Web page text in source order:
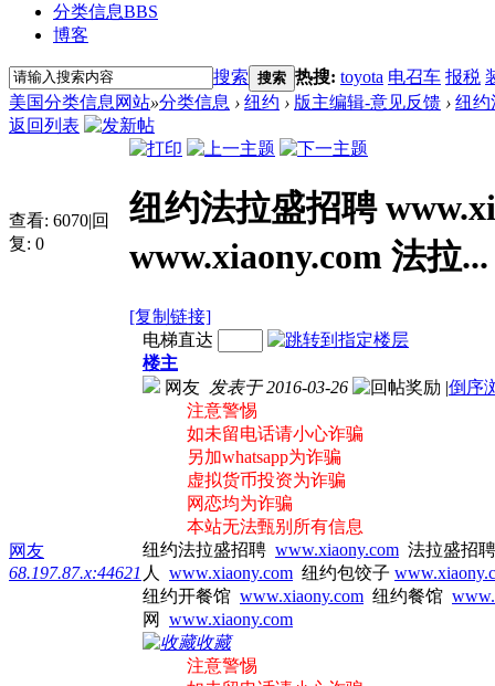
分类信息BBS
博客
搜索 搜索 热搜: toyota 电召车 报税
美国分类信息网站»分类信息 › 纽约 › 版主编辑-意见反馈 › 纽约
返回列表
查看: 6070|回
复: 0
纽约法拉盛招聘
www.xiaony.com 法拉...
[复制链接]
网友
68.197.87.x:44621
电梯直达
楼主
网友 发表于 2016-03-26 |倒序
注意警惕
如未留电话请小心诈骗
另加whatsapp为诈骗
虚拟货币投资为诈骗
网恋均为诈骗
本站无法甄别所有信息
纽约法拉盛招聘 www.xiaony.com 法拉盛招
人 www.xiaony.com 纽约包饺子
纽约开餐馆 www.xiaony.com 纽约餐馆
网 www.xiaony.com
收藏
注意警惕